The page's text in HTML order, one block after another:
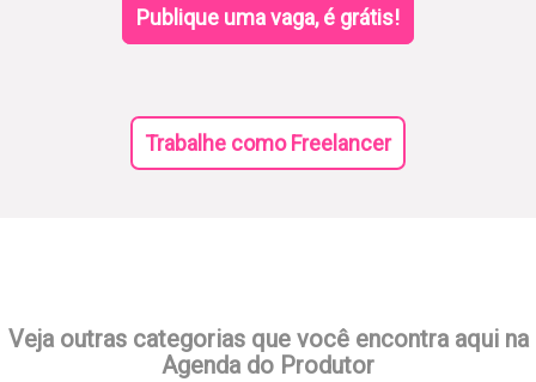
Publique uma vaga, é grátis!
Trabalhe como Freelancer
Veja outras categorias que você encontra aqui na
Agenda do Produtor